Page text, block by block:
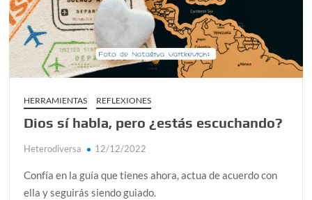
HERRAMIENTAS REFLEXIONES
Dios sí habla, pero ¿estás escuchando?
Heterodiversa 12/12/2022
Confía en la guía que tienes ahora, actua de acuerdo con
ella y seguirás siendo guiado.